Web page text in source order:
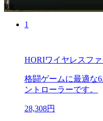
PR
1
HORIワイヤレスフ
格闘ゲームに最適な
ントローラーです。
28,308円